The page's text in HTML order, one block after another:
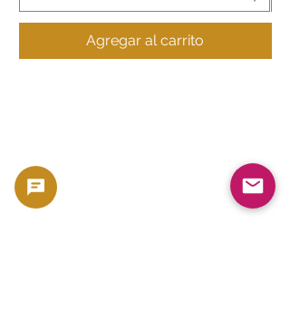
Agregar al carrito